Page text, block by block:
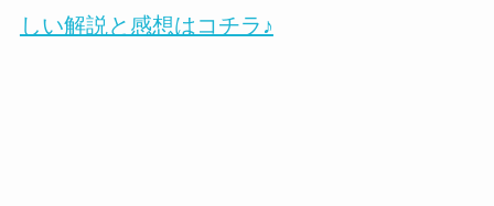
しい解説と感想はコチラ♪